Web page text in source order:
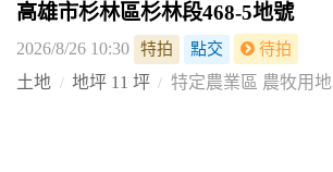
高雄市杉林區杉林段468-5地號
2026/8/26 10:30 特拍 點交 待拍
土地 地坪 11 坪 特定農業區 農牧用地